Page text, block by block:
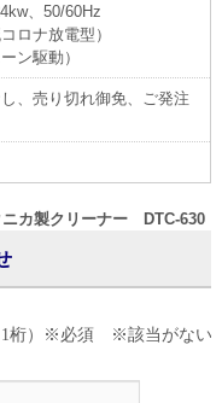
、50/60Hz
ロナ放電型）
ン駆動）
、売り切れ御免、ご発注
ニカ製クリーナー DTC-630